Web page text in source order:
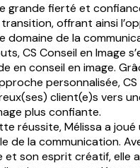
grande fierté et
offrant ainsi
domaine de la
CS Conseil en Image
en conseil en image.
personnalisée, CS
client(e)s vers
plus confiante.
réussite, Mélissa a joué
de la communication.
et son esprit créatif, elle